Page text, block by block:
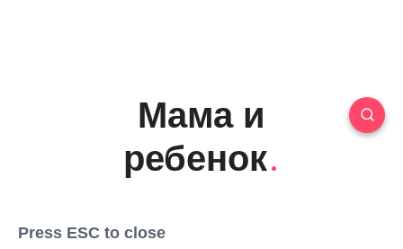
Мама и
ребенок
Press ESC to close